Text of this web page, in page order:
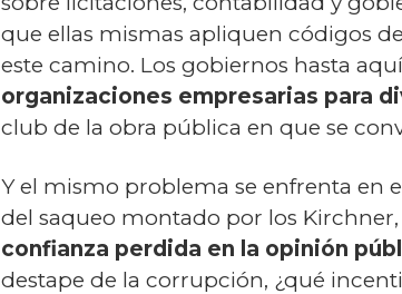
que ellas mismas apliquen códigos
este camino. Los gobiernos hasta
organizaciones empresarias para
club de la obra pública en que se
Y el mismo problema se enfrenta en
del saqueo montado por los Kirchner,
confianza perdida en la opinión
destape de la corrupción, ¿qué